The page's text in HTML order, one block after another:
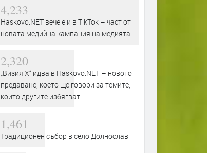
4,233
Haskovo.NET вече е и в TikTok – част от
новата медийна кампания на медията
2,320
„Визия Х“ идва в Haskovo.NET – новото
предаване, което ще говори за темите,
които другите избягват
1,461
Традиционен събор в село Долнослав